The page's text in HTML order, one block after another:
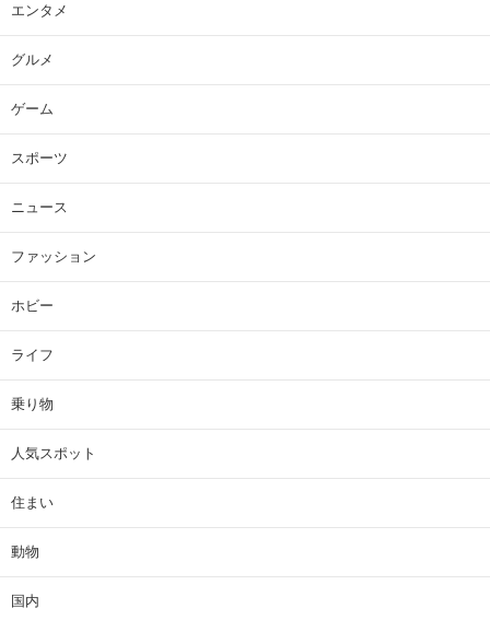
エンタメ
グルメ
ゲーム
スポーツ
ニュース
ファッション
ホビー
ライフ
乗り物
人気スポット
住まい
動物
国内